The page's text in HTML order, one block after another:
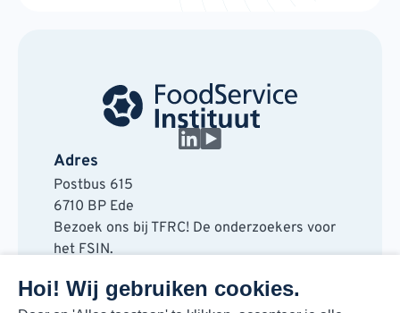
Hoi! Wij gebruiken cookies.
Adres
Postbus 615
6710 BP Ede
Bezoek ons bij TFRC! De onderzoekers voor
het FSIN.
6717 LT Ede